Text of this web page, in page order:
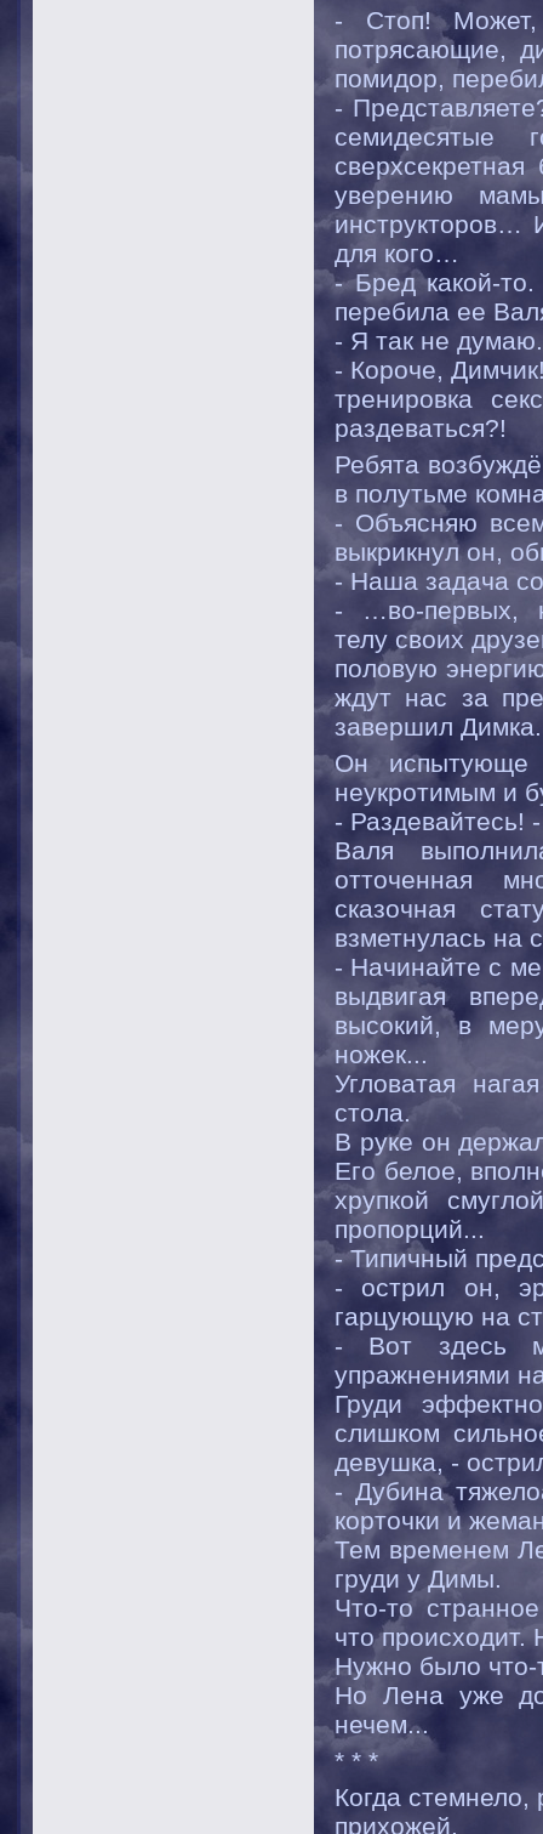
- Стоп!
потрясающие,
помидор,
-
семидесятые
уверению
инструкторов…
для кого…
- Бред какой-
перебила ее
- Я так не
- Короче,
тренировка
раздеваться?!
Ребята
в полутьме
- Объясняю
выкрикнул он,
- Наша задача
- …во-первых,
телу своих
половую
ждут нас за
завершил Димка.
Он испытующе
неукротимым и
- Раздевайтесь!
Валя
отточенная
сказочная
взметнулась на
- Начинайте с
выдвигая
высокий, в
ножек...
Угловатая
стола.
В руке он
Его белое,
хрупкой
пропорций...
- Типичный
- острил он,
гарцующую на
- Вот здесь
упражнениями
Груди
слишком
девушка, -
- Дубина
корточки и
Тем временем
груди у Димы.
Что-то
что
Нужно было что-
Но Лена уже
нечем...
* * *
Когда
прихожей.